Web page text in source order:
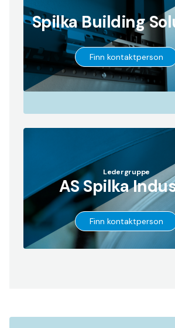
Spilka Building
→
Go
to
Finn kontaktperson
Ledergruppe
AS Spilka
→
Go
to
Finn kontaktperson